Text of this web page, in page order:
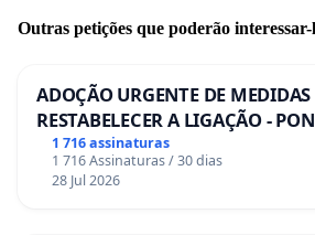
Outras petições que poderão interessar-
ADOÇÃO URGENTE DE MEDIDAS
RESTABELECER A LIGAÇÃO -
1 716 assinaturas
1 716 Assinaturas / 30 dias
28 Jul 2026